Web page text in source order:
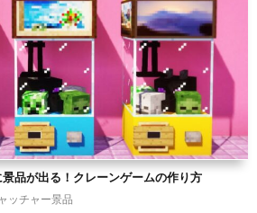
景品が出る！クレーンゲームの作り方
ッチャー景品